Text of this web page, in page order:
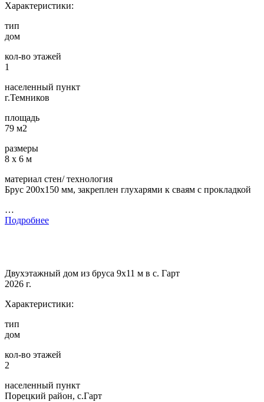
Характеристики:
тип
дом
кол-во этажей
1
населенный пункт
г.Темников
площадь
79 м2
размеры
8 х 6 м
материал стен/ технология
Брус 200х150 мм, закреплен глухарями к сваям с прокладкой
…
Подробнее
Двухэтажный дом из бруса 9х11 м в с. Гарт
2026 г.
Характеристики:
тип
дом
кол-во этажей
2
населенный пункт
Порецкий район, с.Гарт